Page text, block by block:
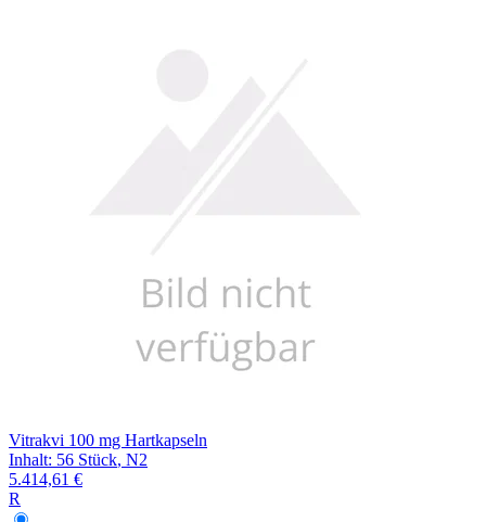
Vitrakvi 100 mg Hartkapseln
Inhalt: 56 Stück, N2
5.414,61 €
R